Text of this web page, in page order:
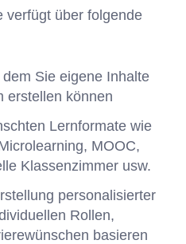
verfügt über folgende
dem Sie eigene Inhalte
erstellen können
Lernformate wie
MOOC,
Klassenzimmer usw.
personalisierter
Rollen,
basieren